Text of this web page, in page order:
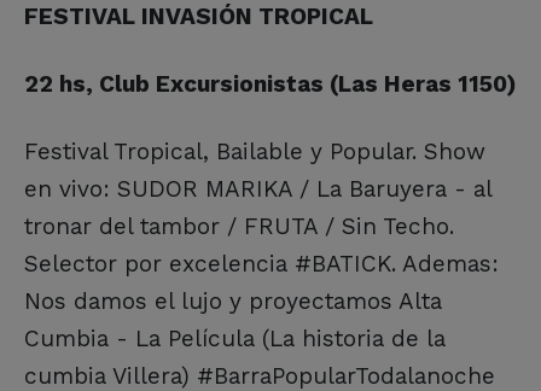
FESTIVAL INVASIÓN TROPICAL
22 hs, Club Excursionistas (Las Heras 1150)
Festival Tropical, Bailable y Popular. Show
en vivo: SUDOR MARIKA / La Baruyera - al
tronar del tambor / FRUTA / Sin Techo.
Selector por excelencia #BATICK. Ademas:
Nos damos el lujo y proyectamos Alta
Cumbia - La Película (La historia de la
cumbia Villera) #BarraPopularTodalanoche